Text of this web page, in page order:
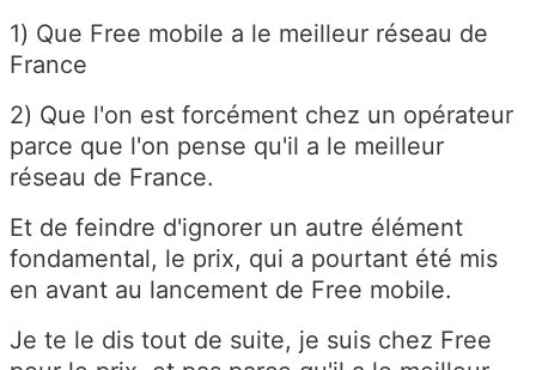
1) Que Free mobile a le meilleur réseau de
France
2) Que l'on est forcément chez un opérateur
parce que l'on pense qu'il a le meilleur
réseau de France.
Et de feindre d'ignorer un autre élément
fondamental, le prix, qui a pourtant été mis
en avant au lancement de Free mobile.
Je te le dis tout de suite, je suis chez Free